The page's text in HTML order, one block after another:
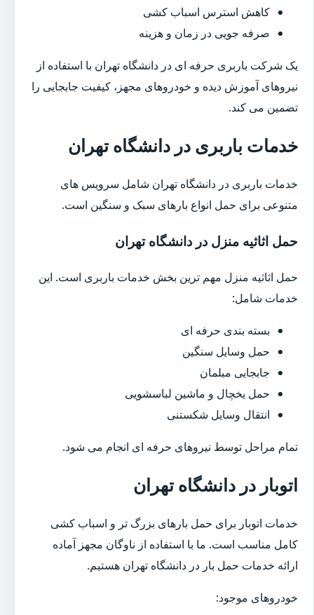
کاهش استرس اسباب کشی
صرفه جویی در زمان و هزینه
یک شرکت باربری حرفه ای در دانشگاه تهران با استفاده از
نیروهای آموزش دیده و خودروهای مجهز، کیفیت جابجایی را
تضمین می کند.
خدمات باربری در دانشگاه تهران
خدمات باربری در دانشگاه تهران شامل سرویس های
متنوعی برای حمل انواع بارهای سبک و سنگین است.
حمل اثاثیه منزل در دانشگاه تهران
حمل اثاثیه منزل مهم ترین بخش خدمات باربری است. این
خدمات شامل:
بسته بندی حرفه ای
حمل وسایل سنگین
جابجایی مبلمان
حمل یخچال و ماشین لباسشویی
انتقال وسایل شکستنی
تمام مراحل توسط نیروهای حرفه ای انجام می شود.
اتوبار در دانشگاه تهران
خدمات اتوبار برای حمل بارهای بزرگ تر و اسباب کشی
کامل مناسب است. ما با استفاده از ناوگان مجهز آماده
ارائه خدمات حمل بار در دانشگاه تهران هستیم.
خودروهای موجود: